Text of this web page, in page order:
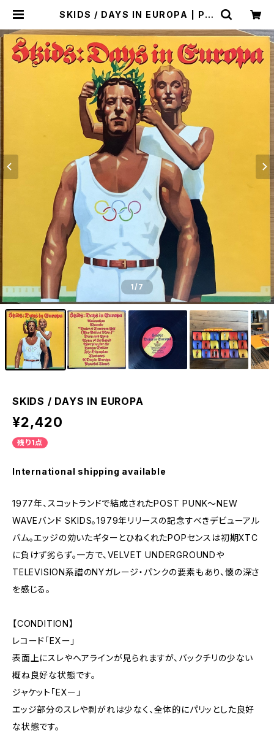
SKIDS / DAYS IN EUROPA | Pla
1/7
SKIDS / DAYS IN EUROPA
¥2,420
残り1点
International shipping available
1977年、スコットランドで結成されたPOST PUNK〜NEW
WAVEバンド SKIDS。1979年リリースの記念すべきデビューアル
バム。エッジの効いたギターとひねくれたPOPセンスは初期XTC
に負けず劣らず。一方で、VELVET UNDERGROUNDや
TELEVISION系譜のNYガレージ・パンクの要素もあり、懐の深さ
を感じる。
【CONDITION】
レコード「EXー」
表面上にスレやヘアラインが見られますが、バックチリの少ない
概ね良好な状態です。
ジャケット「EXー」
エッジ部分のスレや剥がれは少なく、全体的にパリッとした良好
な状態です。